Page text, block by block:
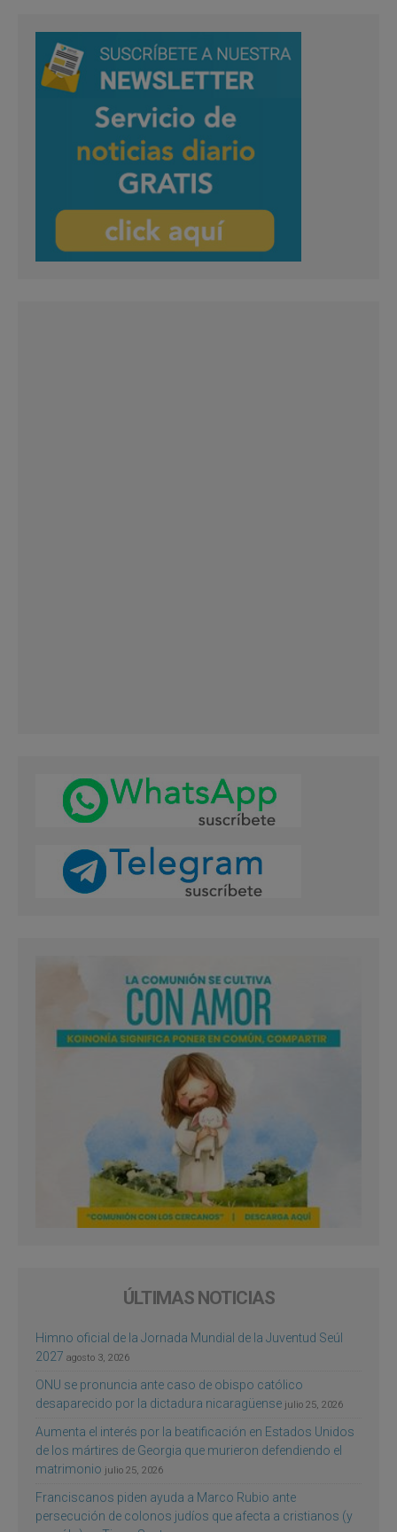
ÚLTIMAS NOTICIAS
Himno oficial de la Jornada Mundial de la Juventud Seúl
2027 agosto 3, 2026
ONU se pronuncia ante caso de obispo católico
desaparecido por la dictadura nicaragüense julio 25, 2026
Aumenta el interés por la beatificación en Estados Unidos
de los mártires de Georgia que murieron defendiendo el
matrimonio julio 25, 2026
Franciscanos piden ayuda a Marco Rubio ante
persecución de colonos judíos que afecta a cristianos (y